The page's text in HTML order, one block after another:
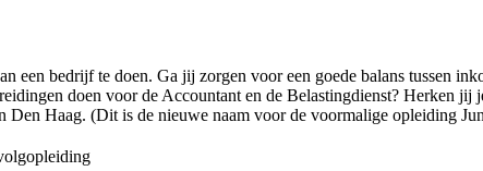
bedrijf te doen. Ga jij zorgen voor een goede balans tussen
doen voor de Accountant en de Belastingdienst? Herken jij
Haag. (Dit is de nieuwe naam voor de voormalige opleiding